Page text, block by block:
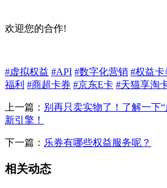
欢迎您的合作!
#虚拟权益 #API #数字化营销 #权益卡
福利 #商超卡券 #京东E卡 #天猫享淘
上一篇： 别再只卖实物了！了解一下
新引擎！
下一篇： 乐券有哪些权益服务呢？
相关动态